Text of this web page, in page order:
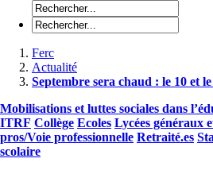
Ferc
Actualité
Septembre sera chaud : le 10 et
Mobilisations et luttes sociales dans
ITRF Collège Ecoles Lycées généraux
pros/Voie professionnelle Retraité.es
scolaire